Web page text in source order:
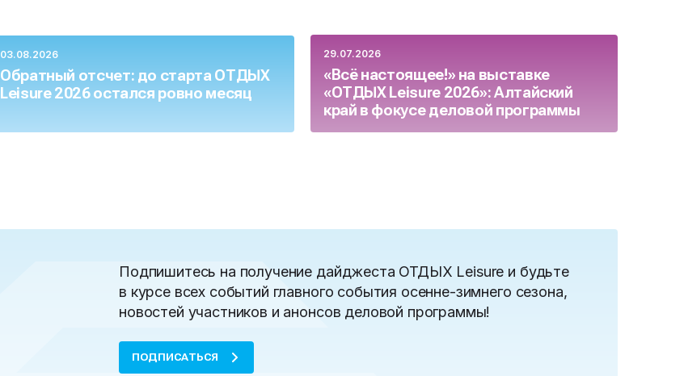
03.08.2026
Обратный отсчет: до старта ОТДЫХ
Leisure 2026 остался ровно месяц
29.07.2026
«Всё настоящее!» на выставке
«ОТДЫХ Leisure 2026»: Алтайский
край в фокусе деловой программы
Подпишитесь на получение дайджеста ОТДЫХ Leisure и будьте
в курсе всех событий главного события осенне-зимнего сезона,
новостей участников и анонсов деловой программы!
ПОДПИСАТЬСЯ